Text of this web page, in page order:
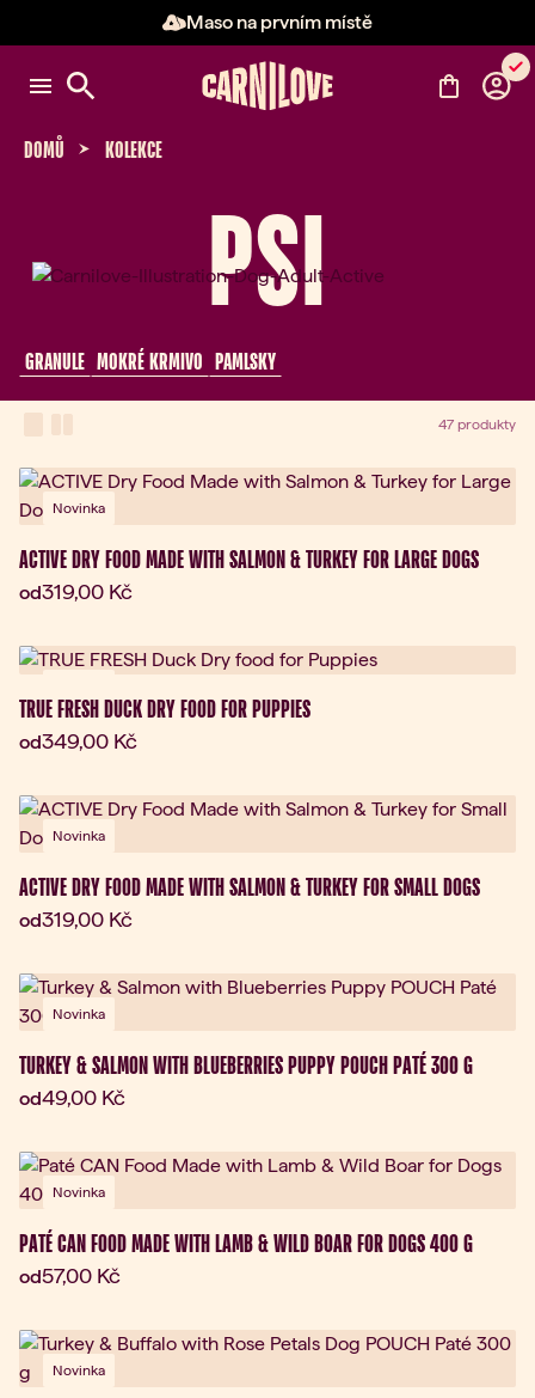
Maso na prvním místě
Položka 2 z 3: Maso na prvním
DOMŮ KOLEKCE
PSI
GRANULE MOKRÉ KRMIVO PAMLSKY
47 produkty
Novinka
ACTIVE DRY FOOD MADE WITH SALMON & TURKEY FOR LARGE DOGS
odAktuální cena:
319,00 Kč
TRUE FRESH DUCK DRY FOOD FOR PUPPIES
odAktuální cena:
349,00 Kč
Novinka
ACTIVE DRY FOOD MADE WITH SALMON & TURKEY FOR SMALL DOGS
odAktuální cena:
319,00 Kč
Novinka
TURKEY & SALMON WITH BLUEBERRIES PUPPY POUCH PATÉ 300 G
odAktuální cena:
49,00 Kč
Novinka
PATÉ CAN FOOD MADE WITH LAMB & WILD BOAR FOR DOGS 400 G
odAktuální cena:
57,00 Kč
Novinka